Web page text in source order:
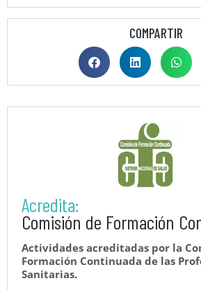
COMPARTIR
Acredita:
Comisión de Formación
Actividades acreditadas por la
Formación Continuada de las
Sanitarias.